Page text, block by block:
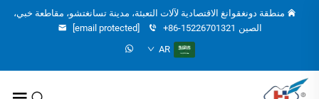
منطقة دونغقوانغ الاقتصادية لآلات التعبئة، مدينة تسانغتشو، مقاطعة خبي،
الصين +86-15226701321
[email protected]
AR